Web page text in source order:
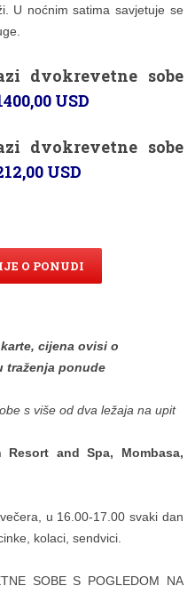
U noćnim satima savjetuje se
dvokrevetne sobe
USD
dvokrevetne sobe
USD
O PONUDI
cijena ovisi o
traženja ponude
s više od dva ležaja na upit
Resort and Spa, Mombasa,
u 16.00-17.00 svaki dan
kolaci, sendvici.
SOBE S POGLEDOM NA